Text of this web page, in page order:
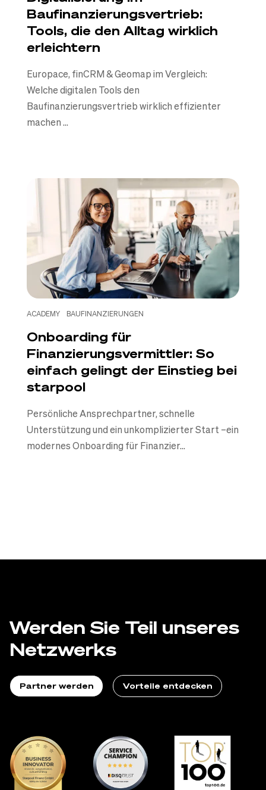
Baufinanzierungsvertrieb:
Tools, die den Alltag wirklich
erleichtern
Europace, finCRM & Geomap im Vergleich:
Welche digitalen Tools den
Baufinanzierungsvertrieb wirklich effizienter
machen ...
ACADEMY BAUFINANZIERUNGEN
Onboarding für
Finanzierungsvermittler: So
einfach gelingt der Einstieg bei
starpool
Persönliche Ansprechpartner, schnelle
Unterstützung und ein unkomplizierter Start –ein
modernes Onboarding für Finanzier...
Werden Sie Teil unseres
Netzwerks
Partner werden Vorteile entdecken